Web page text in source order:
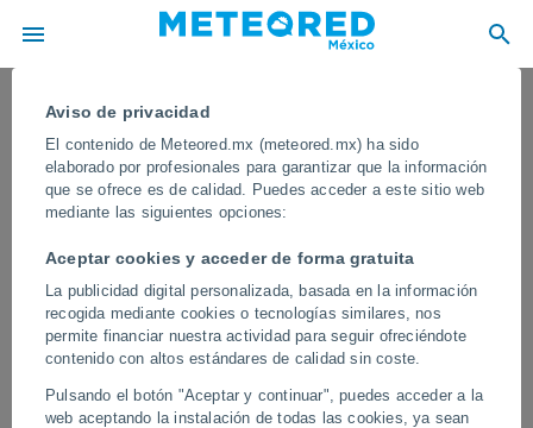
Aviso de privacidad
El contenido de Meteored.mx (meteored.mx) ha sido
elaborado por profesionales para garantizar que la información
que se ofrece es de calidad. Puedes acceder a este sitio web
mediante las siguientes opciones:
Aceptar cookies y acceder de forma gratuita
La publicidad digital personalizada, basada en la información
recogida mediante cookies o tecnologías similares, nos
permite financiar nuestra actividad para seguir ofreciéndote
contenido con altos estándares de calidad sin coste.
Pulsando el botón "Aceptar y continuar", puedes acceder a la
web aceptando la instalación de todas las cookies, ya sean
Varias mangas marinas tocan tierra
en Menorca y Mallorca, España